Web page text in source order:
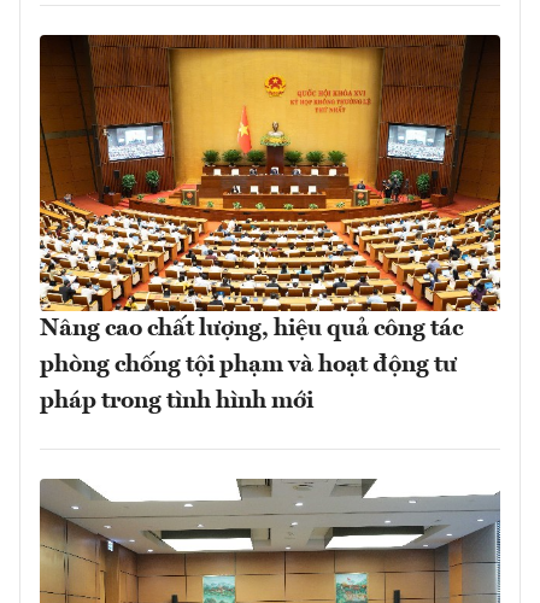
Nâng cao chất lượng, hiệu quả công tác
phòng chống tội phạm và hoạt động tư
pháp trong tình hình mới